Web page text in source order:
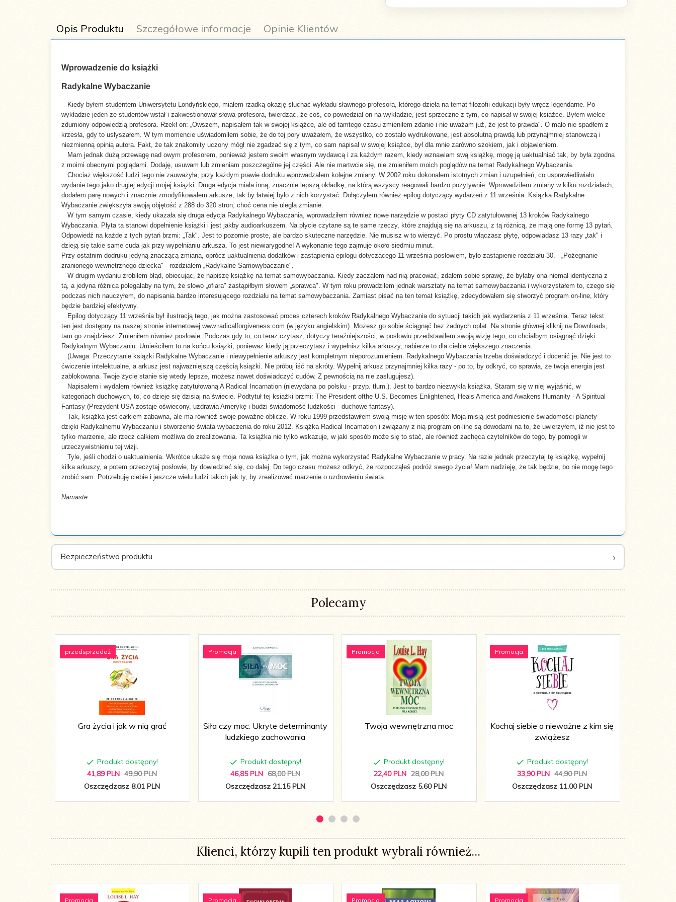
Opis Produktu Szczegółowe informacje Opinie Klientów
Wprowadzenie do książki
Radykalne Wybaczanie
Kiedy byłem studentem Uniwersytetu Londyńskiego, miałem rzadką okazję słuchać wykładu sławnego profesora, którego dzieła na temat filozofii edukacji były wręcz legendarne. Po
wykładzie jeden ze studentów wstał i zakwestionował słowa profesora, twierdząc, że coś, co powiedział on na wykładzie, jest sprzeczne z tym, co napisał w swojej książce. Byłem wielce
zdumiony odpowiedzią profesora. Rzekł on: „Owszem, napisałem tak w swojej książce, ale od tamtego czasu zmieniłem zdanie i nie uważam już, że jest to prawda". O mało nie spadłem z
krzesła, gdy to usłyszałem. W tym momencie uświadomiłem sobie, że do tej pory uważałem, że wszystko, co zostało wydrukowane, jest absolutną prawdą lub przynajmniej stanowczą i
niezmienną opinią autora. Fakt, że tak znakomity uczony mógł nie zgadzać się z tym, co sam napisał w swojej książce, był dla mnie zarówno szokiem, jak i objawieniem.
Mam jednak dużą przewagę nad owym profesorem, ponieważ jestem swoim własnym wydawcą i za każdym razem, kiedy wznawiam swą książkę, mogę ją uaktualniać tak, by była zgodna
z moimi obecnymi poglądami. Dodaję, usuwam lub zmieniam poszczególne jej części. Ale nie martwcie się, nie zmieniłem moich poglądów na temat Radykalnego Wybaczania.
Chociaż większość ludzi tego nie zauważyła, przy każdym prawie dodruku wprowadzałem kolejne zmiany. W 2002 roku dokonałem istotnych zmian i uzupełnień, co usprawiedliwiało
wydanie tego jako drugiej edycji mojej książki. Druga edycja miała inną, znacznie lepszą okładkę, na którą wszyscy reagowali bardzo pozytywnie. Wprowadziłem zmiany w kilku rozdziałach,
dodałem parę nowych i znacznie zmodyfikowałem arkusze, tak by łatwiej było z nich korzystać. Dołączyłem również epilog dotyczący wydarzeń z 11 września. Książka Radykalne
Wybaczanie zwiększyła swoją objętość z 288 do 320 stron, choć cena nie uległa zmianie.
W tym samym czasie, kiedy ukazała się druga edycja Radykalnego Wybaczania, wprowadziłem również nowe narzędzie w postaci płyty CD zatytułowanej 13 kroków Radykalnego
Wybaczania. Płyta ta stanowi dopełnienie książki i jest jakby audioarkuszem. Na płycie czytane są te same rzeczy, które znajdują się na arkuszu, z tą różnicą, że mają one formę 13 pytań.
Odpowiedź na każde z tych pytań brzmi: „Tak". Jest to pozornie proste, ale bardzo skuteczne narzędzie. Nie musisz w to wierzyć. Po prostu włączasz płytę, odpowiadasz 13 razy „tak" i
dzieją się takie same cuda jak przy wypełnianiu arkusza. To jest niewiarygodne! A wykonanie tego zajmuje około siedmiu minut.
Przy ostatnim dodruku jedyną znaczącą zmianą, oprócz uaktualnienia dodatków i zastąpienia epilogu dotyczącego 11 września posłowiem, było zastąpienie rozdziału 30. - „Pożegnanie
zranionego wewnętrznego dziecka" - rozdziałem „Radykalne Samowybaczanie".
W drugim wydaniu zrobiłem błąd, obiecując, że napiszę książkę na temat samowybaczania. Kiedy zacząłem nad nią pracować, zdałem sobie sprawę, że byłaby ona niemal identyczna z
tą, a jedyna różnica polegałaby na tym, że słowo „ofiara" zastąpiłbym słowem „sprawca". W tym roku prowadziłem jednak warsztaty na temat samowybaczania i wykorzystałem to, czego się
podczas nich nauczyłem, do napisania bardzo interesującego rozdziału na temat samowybaczania. Zamiast pisać na ten temat książkę, zdecydowałem się stworzyć program on-line, który
będzie bardziej efektywny.
Epilog dotyczący 11 września był ilustracją tego, jak można zastosować proces czterech kroków Radykalnego Wybaczania do sytuacji takich jak wydarzenia z 11 września. Teraz tekst
ten jest dostępny na naszej stronie internetowej www.radicalforgiveness.com (w języku angielskim). Możesz go sobie ściągnąć bez żadnych opłat. Na stronie głównej kliknij na Downloads,
tam go znajdziesz. Zmieniłem również posłowie. Podczas gdy to, co teraz czytasz, dotyczy teraźniejszości, w posłowiu przedstawiłem swoją wizję tego, co chciałbym osiągnąć dzięki
Radykalnym Wybaczaniu. Umieściłem to na końcu książki, ponieważ kiedy ją przeczytasz i wypełnisz kilka arkuszy, nabierze to dla ciebie większego znaczenia.
(Uwaga. Przeczytanie książki Radykalne Wybaczanie i niewypełnienie arkuszy jest kompletnym nieporozumieniem. Radykalnego Wybaczania trzeba doświadczyć i docenić je. Nie jest to
ćwiczenie intelektualne, a arkusz jest najważniejszą częścią książki. Nie próbuj iść na skróty. Wypełnij arkusz przynajmniej kilka razy - po to, by odkryć, co sprawia, że twoja energia jest
zablokowana. Twoje życie stanie się wtedy lepsze, możesz nawet doświadczyć cudów. Z pewnością na nie zasługujesz).
Napisałem i wydałem również książkę zatytułowaną A Radical Incarnation (niewydana po polsku - przyp. tłum.). Jest to bardzo niezwykła książka. Staram się w niej wyjaśnić, w
kategoriach duchowych, to, co dzieje się dzisiaj na świecie. Podtytuł tej książki brzmi: The President ofthe U.S. Becomes Enlightened, Heals America and Awakens Humanity - A Spiritual
Fantasy (Prezydent USA zostaje oświecony, uzdrawia Amerykę i budzi świadomość ludzkości - duchowe fantasy).
Tak, książka jest całkiem zabawna, ale ma również swoje poważne oblicze. W roku 1999 przedstawiłem swoją misję w ten sposób: Moją misją jest podniesienie świadomości planety
dzięki Radykalnemu Wybaczaniu i stworzenie świata wybaczenia do roku 2012. Książka Radical Incamation i związany z nią program on-line są dowodami na to, że uwierzyłem, iż nie jest to
tylko marzenie, ale rzecz całkiem możliwa do zrealizowania. Ta książka nie tylko wskazuje, w jaki sposób może się to stać, ale również zachęca czytelników do tego, by pomogli w
urzeczywistnieniu tej wizji.
Tyle, jeśli chodzi o uaktualnienia. Wkrótce ukaże się moja nowa książka o tym, jak można wykorzystać Radykalne Wybaczanie w pracy. Na razie jednak przeczytaj tę książkę, wypełnij
kilka arkuszy, a potem przeczytaj posłowie, by dowiedzieć się, co dalej. Do tego czasu możesz odkryć, że rozpocząłeś podróż swego życia! Mam nadzieję, że tak będzie, bo nie mogę tego
zrobić sam. Potrzebuję ciebie i jeszcze wielu ludzi takich jak ty, by zrealizować marzenie o uzdrowieniu świata.
Namaste
Autor: Colin Tipping
Tytuł
oryginału:
Radical Forgiveness
Liczba stron: 282
Wymiary: 125x195
Oprawa: Miękka
ISBN: 978-83-87025-44-1
Tłumacz: Irena Stąpor
Rok
wydania:
2005
Bezpieczeństwo produktu
Polecamy
przedsprzedaż
Gra życia i jak w nią grać
Produkt dostępny!
41,89 PLN 49,90 PLN
Oszczędzasz 8.01 PLN
Promocja
Siła czy moc. Ukryte determinanty
ludzkiego zachowania
Produkt dostępny!
46,85 PLN 68,00 PLN
Oszczędzasz 21.15 PLN
Promocja
Twoja wewnętrzna moc
Produkt dostępny!
22,40 PLN 28,00 PLN
Oszczędzasz 5.60 PLN
Promocja
Kochaj siebie a nieważne z kim się
zwiążesz
Produkt dostępny!
33,90 PLN 44,90 PLN
Oszczędzasz 11.00 PLN
Klienci, którzy kupili ten produkt wybrali również...
Promocja Promocja Promocja Promocja